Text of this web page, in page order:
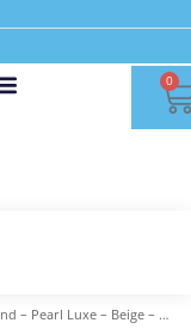
0
Pearl Luxe – Beige – Model S